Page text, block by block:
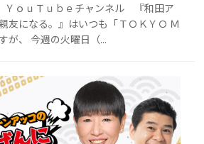
ＹｏｕＴｕｂｅチャンネル 『和田ア
友になる。』はいつも「ＴＯＫＹＯ Ｍ
が、 今週の火曜日（...